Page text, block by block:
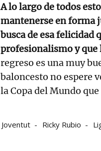
A lo largo de todos
mantenerse en forma
busca de esa felicidad
profesionalismo y
regreso es una muy
baloncesto no espere
la Copa del Mundo
Joventut Ricky Rubio